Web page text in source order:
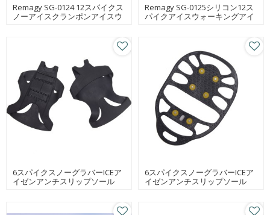
Remagy SG-0124 12スパイクス
ノーアイスクランポンアイスウ
Remagy SG-0125シリコン12ス
パイクアイスウォーキングアイ
場、アイスアイゼンオンライン
6スパイクスノーグラバーICEア
イゼンアンチスリップソール
6スパイクスノーグラバーICEア
イゼンアンチスリップソール